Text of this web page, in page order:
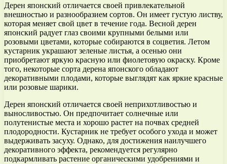
Дерен японский отличается своей привлекательной
внешностью и разнообразием сортов. Он имеет густую листву,
которая меняет свой цвет в течение года. Весной дерен
японский радует глаз своими крупными белыми или
розовыми цветами, которые собираются в соцветия. Летом
кустарник украшают зеленые листья, а осенью они
приобретают яркую красную или фиолетовую окраску. Кроме
того, некоторые сорта дерена японского обладают
декоративными плодами, которые выглядят как яркие красные
или розовые шарики.
Дерен японский отличается своей неприхотливостью и
выносливостью. Он предпочитает солнечные или
полутенистые места и хорошо растет на почвах средней
плодородности. Кустарник не требует особого ухода и может
выдерживать засуху. Однако, для достижения наилучшего
декоративного эффекта, рекомендуется регулярно
подкармливать растение органическими удобрениями и